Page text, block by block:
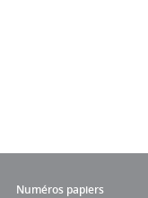
Numéros papiers